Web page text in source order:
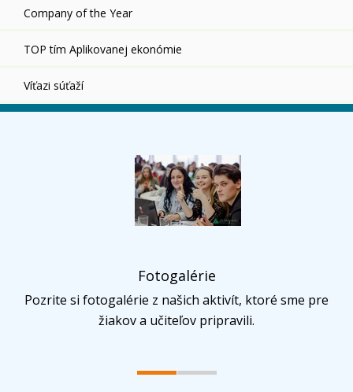
Company of the Year
TOP tím Aplikovanej ekonómie
Víťazi súťaží
Fotogalérie
Pozrite si fotogalérie z našich aktivít, ktoré sme pre
žiakov a učiteľov pripravili.